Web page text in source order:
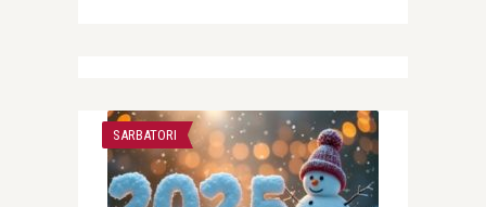
SARBATORI